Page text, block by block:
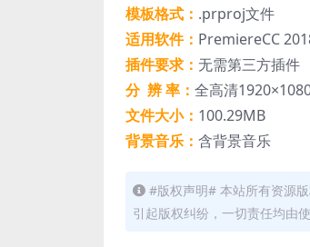
模板格式： .prproj文件
适用软件： PremiereCC
插件要求： 无需第三方插件
分 辨 率： 全高清
文件大小： 100.29MB
背景音乐： 含背景音乐
#版权声明# 本站所有资源
引起版权纠纷，一切责任均由